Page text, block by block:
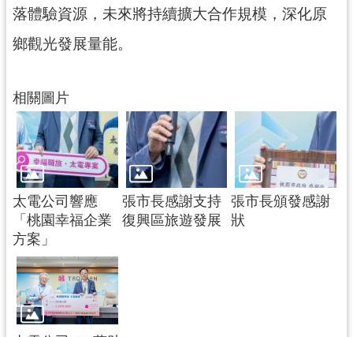
府
網
站
開
放
宣
告
落體驗資源，未來將持續擴大合作規模，深化原
鄉觀光發展量能。
相關圖片
太電公司響應
「桃園幸福企業
方案」
張市長感謝支持
復興區旅遊發展
張市長頒發感謝
狀